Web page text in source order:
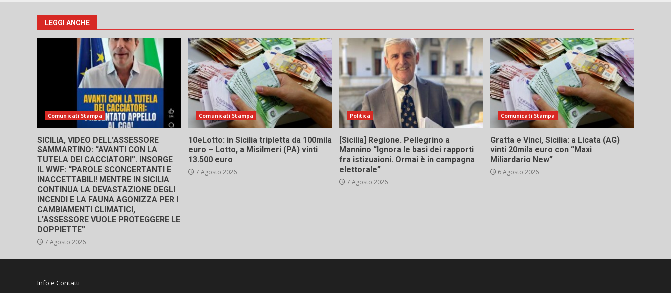
LEGGI ANCHE
Comunicati Stampa
SICILIA, VIDEO DELL’ASSESSORE
SAMMARTINO: “AVANTI CON LA
TUTELA DEI CACCIATORI”. INSORGE
IL WWF: “PAROLE SCONCERTANTI E
INACCETTABILI! MENTRE IN SICILIA
CONTINUA LA DEVASTAZIONE DEGLI
INCENDI E LA FAUNA AGONIZZA PER I
CAMBIAMENTI CLIMATICI,
L’ASSESSORE VUOLE PROTEGGERE LE
DOPPIETTE”
7 Agosto 2026
Comunicati Stampa
10eLotto: in Sicilia tripletta da 100mila
euro – Lotto, a Misilmeri (PA) vinti
13.500 euro
7 Agosto 2026
Politica
[Sicilia] Regione. Pellegrino a
Mannino “Ignora le basi dei rapporti
fra istizuaioni. Ormai è in campagna
elettorale”
7 Agosto 2026
Comunicati Stampa
Gratta e Vinci, Sicilia: a Licata (AG)
vinti 20mila euro con “Maxi
Miliardario New”
6 Agosto 2026
Info e Contatti